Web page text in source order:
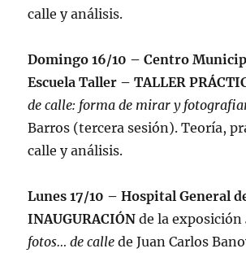
calle y análisis.
Domingo 16/10 – Centro
Escuela Taller – TALLER
de calle: forma de mirar y
Barros (tercera sesión). Teoría,
calle y análisis.
Lunes 17/10 – Hospital General
INAUGURACIÓN de la exposición
fotos… de calle de Juan Carlos